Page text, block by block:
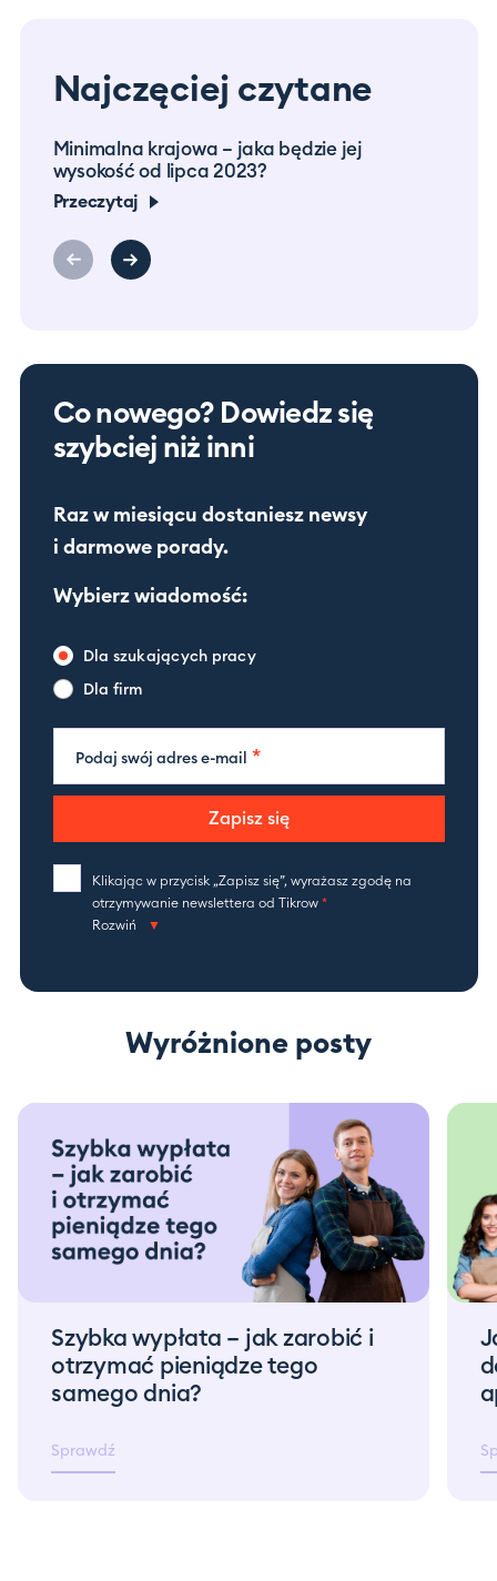
Najczęciej czytane
Minimalna krajowa – jaka będzie jej
wysokość od lipca 2023?
Przeczytaj
Co nowego? Dowiedz się
szybciej niż inni
Raz w miesiącu dostaniesz newsy
i darmowe porady.
Wybierz wiadomość:
Dla szukających pracy
Dla firm
Podaj swój adres e-mail *
Zapisz się
Klikając w przycisk „Zapisz się”, wyrażasz zgodę na
otrzymywanie newslettera od Tikrow *
Rozwiń
Wyróżnione posty
Szybka wypłata – jak zarobić i
otrzymać pieniądze tego
samego dnia?
Sprawdź